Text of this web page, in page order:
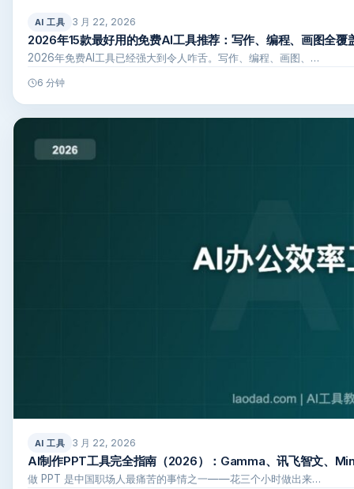
AI 工具 3 月 22, 2026
2026年15款最好用的免费AI工具推荐：写作、编程、画图全覆
2026年免费AI工具已经强大到令人咋舌。写作、编程、画图、…
6 分钟
AI 工具 3 月 22, 2026
AI制作PPT工具完全指南（2026）：Gamma、讯飞智文、
做 PPT 是中国职场人最痛苦的事情之一——花三个小时做出来…